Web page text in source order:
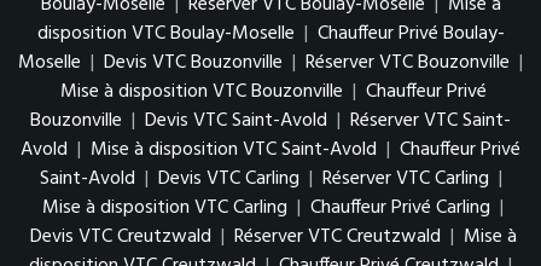
disposition VTC Boulay-Moselle | Chauffeur Privé Boulay-
Moselle | Devis VTC Bouzonville | Réserver VTC Bouzonville |
Mise à disposition VTC Bouzonville | Chauffeur Privé
Bouzonville | Devis VTC Saint-Avold | Réserver VTC Saint-
Avold | Mise à disposition VTC Saint-Avold | Chauffeur Privé
Saint-Avold | Devis VTC Carling | Réserver VTC Carling |
Mise à disposition VTC Carling | Chauffeur Privé Carling |
Devis VTC Creutzwald | Réserver VTC Creutzwald | Mise à